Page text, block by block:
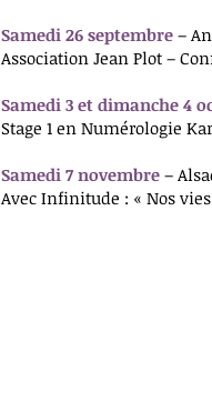
Samedi 26 septembre –
Association Jean Plot –
Samedi 3 et dimanche 4
Stage 1 en Numérologie
Samedi 7 novembre –
Avec Infinitude : « Nos